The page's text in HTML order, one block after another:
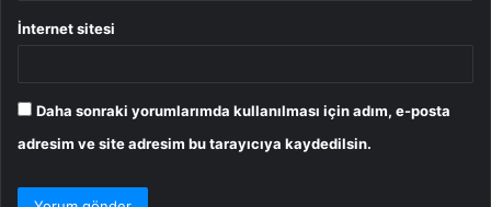
İnternet sitesi
Daha sonraki yorumlarımda kullanılması için adım, e-posta
adresim ve site adresim bu tarayıcıya kaydedilsin.